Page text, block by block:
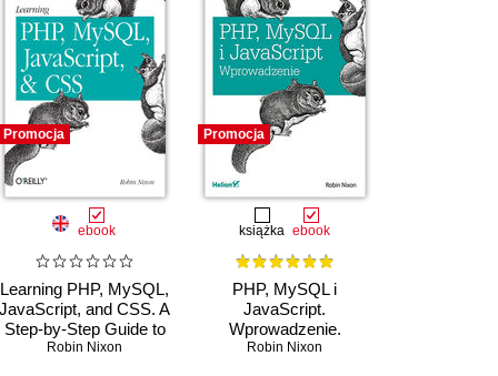
Promocja
ebook
Learning PHP, MySQL,
JavaScript, and CSS. A
Step-by-Step Guide to
Creating Dynamic
Robin Nixon
Promocja
książka ebook
PHP, MySQL i
JavaScript.
Wprowadzenie.
Wydanie V
Robin Nixon